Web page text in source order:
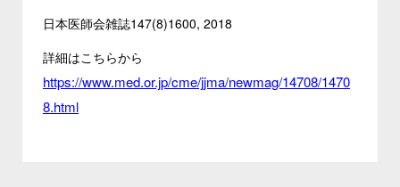
日本医師会雑誌147(8)1600, 2018
詳細はこちらから
https://www.med.or.jp/cme/jjma/newmag/14708/1470
8.html